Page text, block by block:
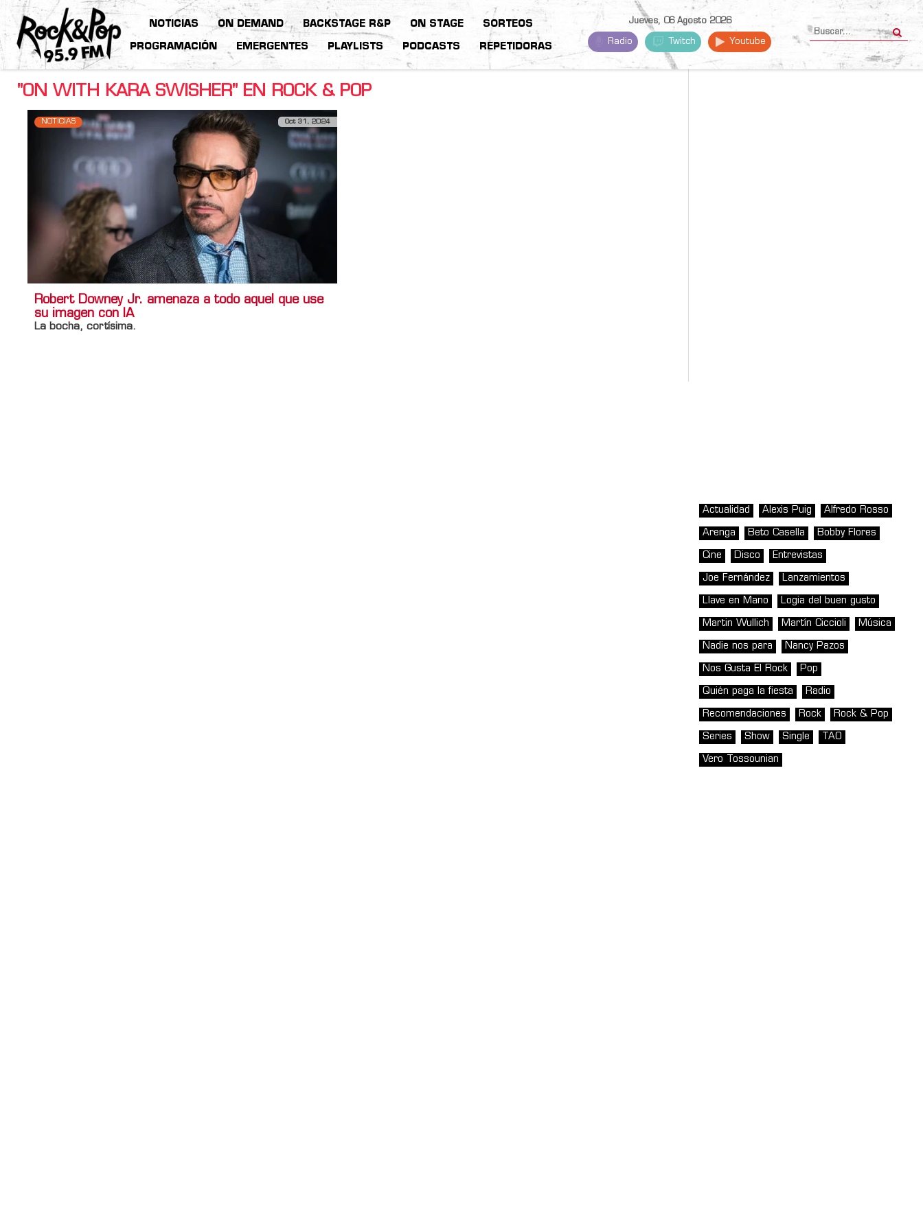
NOTICIAS ON DEMAND BACKSTAGE R&P ON STAGE SORTEOS
PROGRAMACIÓN EMERGENTES PLAYLISTS PODCASTS REPETIDORAS
Jueves, 06 Agosto 2026
Radio Twitch Youtube
"ON WITH KARA SWISHER" EN ROCK & POP
NOTICIAS Oct 31, 2024
Robert Downey Jr. amenaza a todo aquel que use
su imagen con IA
La bocha, cortísima.
Actualidad Alexis Puig Alfredo Rosso
Arenga Beto Casella Bobby Flores
Cine Disco Entrevistas
Joe Fernández Lanzamientos
Llave en Mano Logia del buen gusto
Martin Wullich Martín Ciccioli Música
Nadie nos para Nancy Pazos
Nos Gusta El Rock Pop
Quién paga la fiesta Radio
Recomendaciones Rock Rock & Pop
Series Show Single TAO
Vero Tossounian